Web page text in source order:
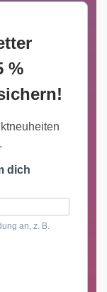
%
dich
an, z. B.